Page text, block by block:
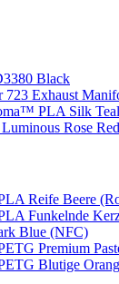
Black
723 Exhaust
PLA Silk Teal
Rose Red
Reife Beere
Funkelnde
Blue (NFC)
Premium
Blutige